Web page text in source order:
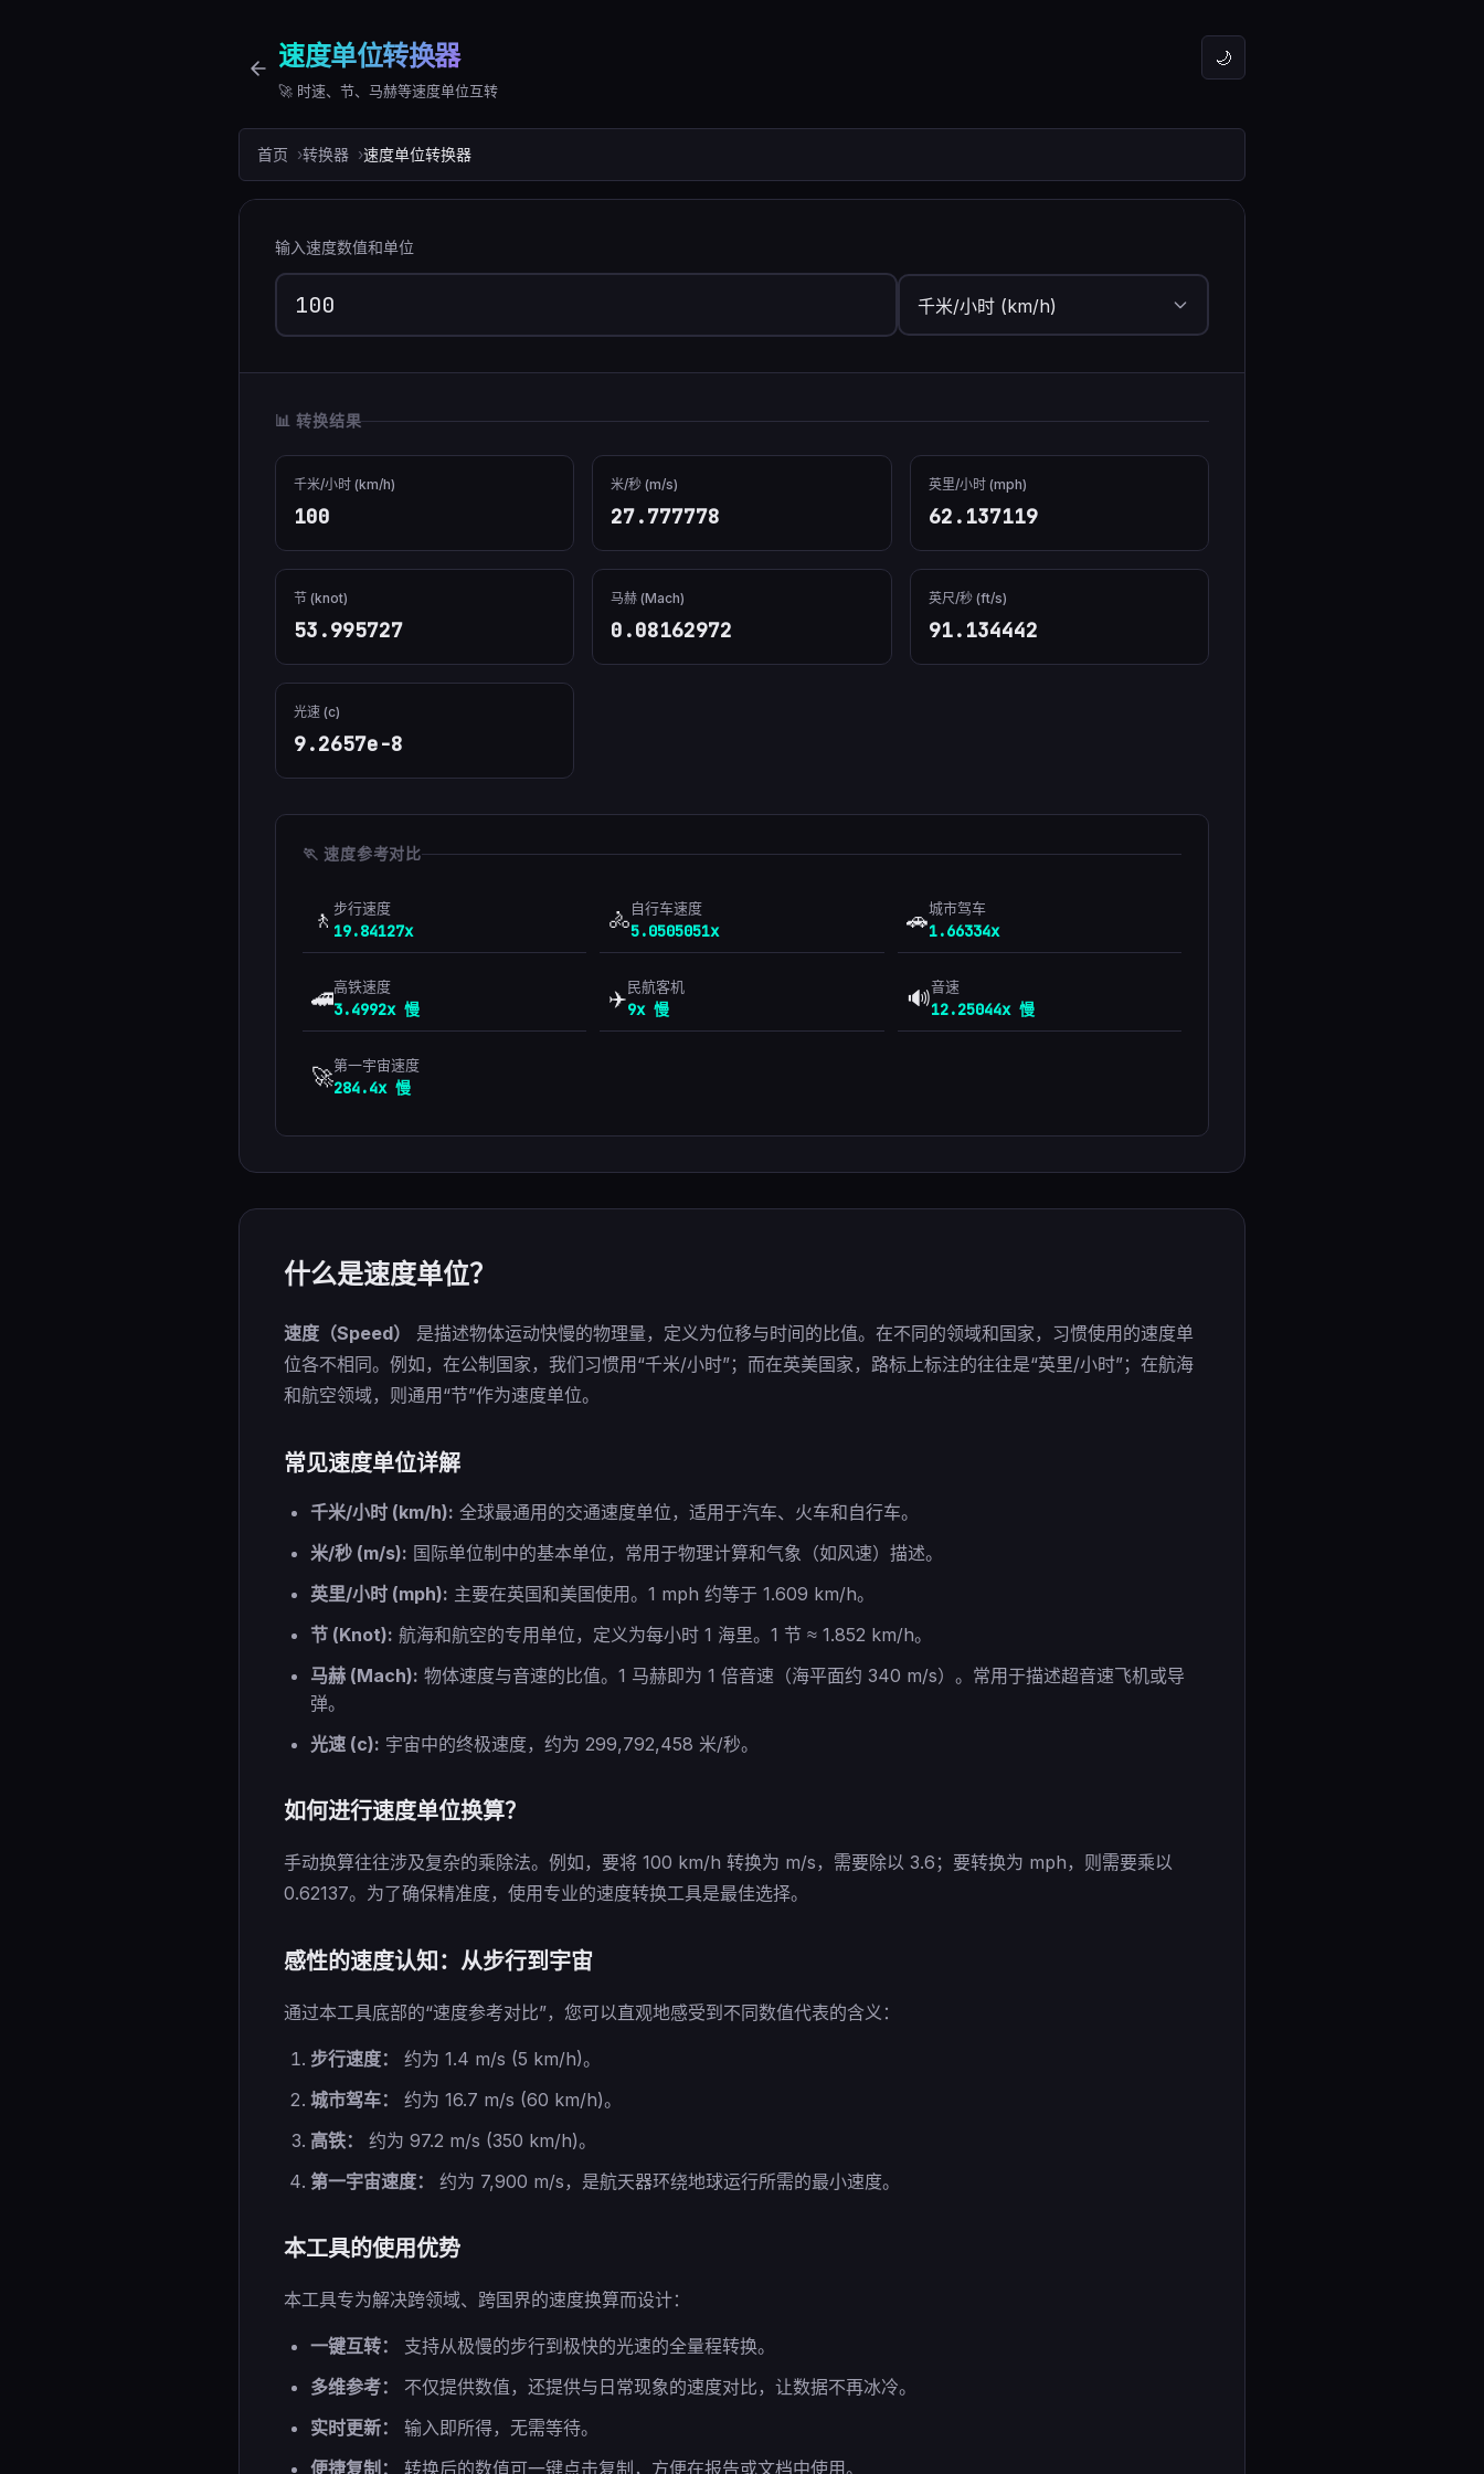
速度单位转换器
🚀 时速、节、马赫等速度单位互转
🌙
首页 转换器 速度单位转换器
输入速度数值和单位
📊 转换结果
千米/小时 (km/h)
100
米/秒 (m/s)
27.777778
英里/小时 (mph)
62.137119
节 (knot)
53.995727
马赫 (Mach)
0.08162972
英尺/秒 (ft/s)
91.134442
光速 (c)
9.2657e-8
🏃 速度参考对比
🚶 步行速度
19.84127x 🚴自行车速度
5.0505051x 🚗城市驾车
1.66334x
🚄高铁速度
3.4992x 慢 ✈️民航客机
9x 慢 🔊音速
12.25044x 慢
🚀第一宇宙速度
284.4x 慢
什么是速度单位？
速度（Speed）
是描述物体运动快慢的物理量，定义为位移与时间的比值。在不同的领域和国家，习惯使用的速度单
位各不相同。例如，在公制国家，我们习惯用“千米/小时”；而在英美国家，路标上标注的往往是“英里/小时”；在航海
和航空领域，则通用“节”作为速度单位。
常见速度单位详解
千米/小时 (km/h): 全球最通用的交通速度单位，适用于汽车、火车和自行车。
米/秒 (m/s): 国际单位制中的基本单位，常用于物理计算和气象（如风速）描述。
英里/小时 (mph): 主要在英国和美国使用。1 mph 约等于 1.609 km/h。
节 (Knot): 航海和航空的专用单位，定义为每小时 1 海里。1 节 ≈ 1.852 km/h。
马赫 (Mach): 物体速度与音速的比值。1 马赫即为 1 倍音速（海平面约 340 m/s）。常用于描述超音速飞机或导
弹。
光速 (c): 宇宙中的终极速度，约为 299,792,458 米/秒。
如何进行速度单位换算？
手动换算往往涉及复杂的乘除法。例如，要将 100 km/h 转换为 m/s，需要除以 3.6；要转换为 mph，则需要乘以
0.62137。为了确保精准度，使用专业的速度转换工具是最佳选择。
感性的速度认知：从步行到宇宙
通过本工具底部的“速度参考对比”，您可以直观地感受到不同数值代表的含义：
步行速度：
约为 1.4 m/s (5 km/h)。
城市驾车：
约为 16.7 m/s (60 km/h)。
高铁：
约为 97.2 m/s (350 km/h)。
第一宇宙速度：
约为 7,900 m/s，是航天器环绕地球运行所需的最小速度。
本工具的使用优势
本工具专为解决跨领域、跨国界的速度换算而设计：
一键互转：
支持从极慢的步行到极快的光速的全量程转换。
多维参考：
不仅提供数值，还提供与日常现象的速度对比，让数据不再冰冷。
实时更新：
输入即所得，无需等待。
便捷复制：
转换后的数值可一键点击复制，方便在报告或文档中使用。